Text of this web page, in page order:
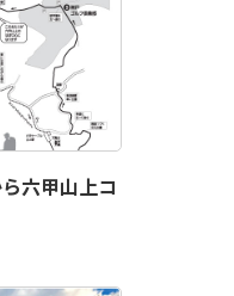
六甲山上コ